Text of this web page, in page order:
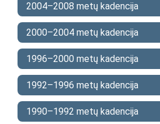
2004–2008 metų kadencija
2000–2004 metų kadencija
1996–2000 metų kadencija
1992–1996 metų kadencija
1990–1992 metų kadencija